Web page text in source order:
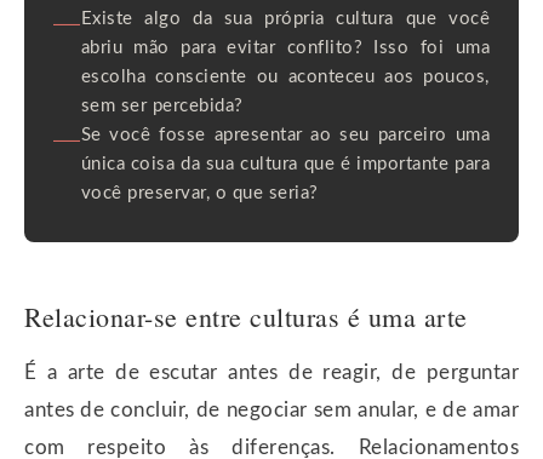
— Existe algo da sua própria cultura que você
abriu mão para evitar conflito? Isso foi uma
escolha consciente ou aconteceu aos poucos,
sem ser percebida?
—Se você fosse apresentar ao seu parceiro uma
única coisa da sua cultura que é importante para
você preservar, o que seria?
Relacionar-se entre culturas é uma arte
É a arte de escutar antes de reagir, de perguntar
antes de concluir, de negociar sem anular, e de amar
com respeito às diferenças. Relacionamentos